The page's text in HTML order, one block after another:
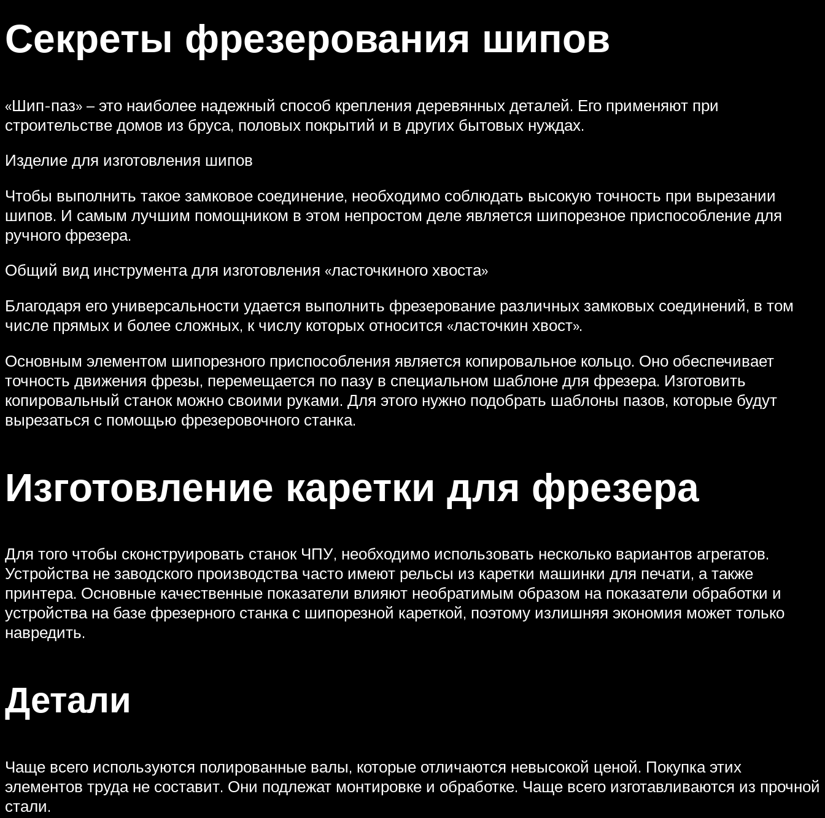
Секреты фрезерования шипов
«Шип-паз» – это наиболее надежный способ крепления деревянных деталей. Его применяют при
строительстве домов из бруса, половых покрытий и в других бытовых нуждах.
Изделие для изготовления шипов
Чтобы выполнить такое замковое соединение, необходимо соблюдать высокую точность при вырезании
шипов. И самым лучшим помощником в этом непростом деле является шипорезное приспособление для
ручного фрезера.
Общий вид инструмента для изготовления «ласточкиного хвоста»
Благодаря его универсальности удается выполнить фрезерование различных замковых соединений, в том
числе прямых и более сложных, к числу которых относится «ласточкин хвост».
Основным элементом шипорезного приспособления является копировальное кольцо. Оно обеспечивает
точность движения фрезы, перемещается по пазу в специальном шаблоне для фрезера. Изготовить
копировальный станок можно своими руками. Для этого нужно подобрать шаблоны пазов, которые будут
вырезаться с помощью фрезеровочного станка.
Изготовление каретки для фрезера
Для того чтобы сконструировать станок ЧПУ, необходимо использовать несколько вариантов агрегатов.
Устройства не заводского производства часто имеют рельсы из каретки машинки для печати, а также
принтера. Основные качественные показатели влияют необратимым образом на показатели обработки и
устройства на базе фрезерного станка с шипорезной кареткой, поэтому излишняя экономия может только
навредить.
Детали
Чаще всего используются полированные валы, которые отличаются невысокой ценой. Покупка этих
элементов труда не составит. Они подлежат монтировке и обработке. Чаще всего изготавливаются из прочной
стали.